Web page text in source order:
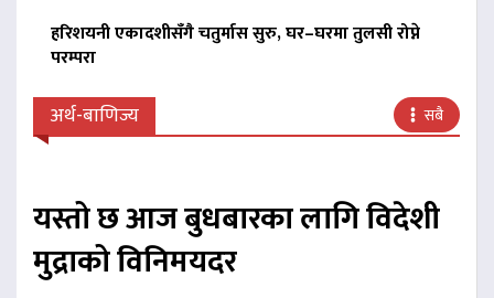
हरिशयनी एकादशीसँगै चतुर्मास सुरु, घर–घरमा तुलसी रोप्ने
परम्परा
अर्थ-बाणिज्य सबै
यस्तो छ आज बुधबारका लागि विदेशी
मुद्राको विनिमयदर